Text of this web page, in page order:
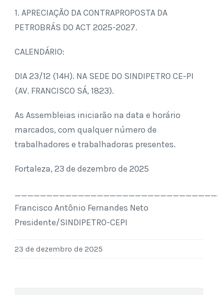
1. APRECIAÇÃO DA CONTRAPROPOSTA DA
PETROBRÁS DO ACT 2025-2027.
CALENDÁRIO:
DIA 23/12 (14H). NA SEDE DO SINDIPETRO CE-PI
(AV. FRANCISCO SÁ, 1823).
As Assembleias iniciarão na data e horário
marcados, com qualquer número de
trabalhadores e trabalhadoras presentes.
Fortaleza, 23 de dezembro de 2025
Francisco Antônio Fernandes Neto
Presidente/SINDIPETRO-CEPI
23 de dezembro de 2025